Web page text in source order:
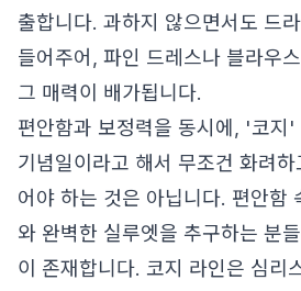
출합니다. 과하지 않으면서도 드
들어주어, 파인 드레스나 블라우
그 매력이 배가됩니다.
편안함과 보정력을 동시에, '코지'
기념일이라고 해서 무조건 화려
어야 하는 것은 아닙니다. 편안함
와 완벽한 실루엣을 추구하는 분
이 존재합니다. 코지 라인은 심리